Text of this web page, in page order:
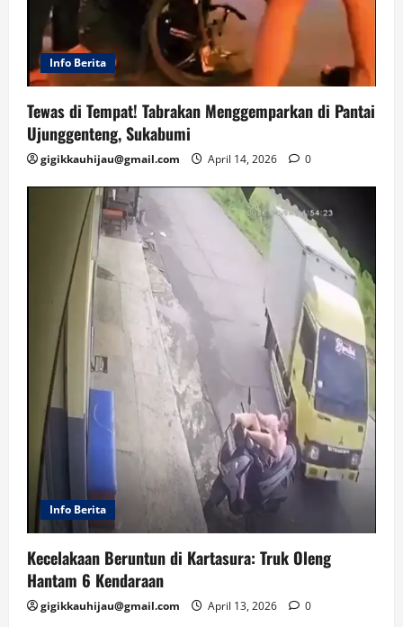
Info Berita
Tewas di Tempat! Tabrakan Menggemparkan di Pantai
Ujunggenteng, Sukabumi
gigikkauhijau@gmail.com April 14, 2026 0
Info Berita
Kecelakaan Beruntun di Kartasura: Truk Oleng
Hantam 6 Kendaraan
gigikkauhijau@gmail.com April 13, 2026 0